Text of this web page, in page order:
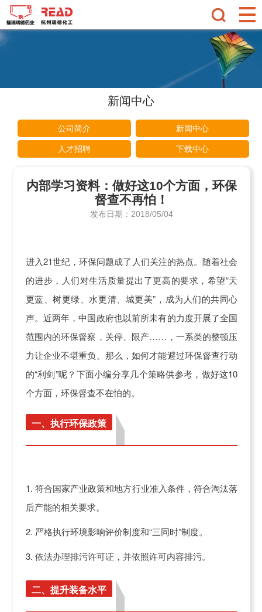
新闻中心
公司简介 新闻中心
人才招聘 下载中心
内部学习资料：做好这10个方面，环保
督查不再怕！
发布日期：2018/05/04
进入21世纪，环保问题成了人们关注的热点。随着社会
的进步，人们对生活质量提出了更高的要求，希望“天
更蓝、树更绿、水更清、城更美” ，成为人们的共同心
声。 近两年 ，中国政府也以前所未有的力度开展了全国
范围内的环保督察 ， 关停、限产……，一系类的整顿压
力让企业不堪重负。 那么，如何才能避过环保督查行动
的“利剑”呢？下面小编分享几个策略供参考，做好这10
个方面，环保督查不在怕的。
一、执行环保政策
1. 符合国家产业政策和地方行业准入条件，符合淘汰落
后产能的相关要求。
2. 严格执行环境影响评价制度和“三同时”制度。
3. 依法办理排污许可证，并依照许可内容排污。
二、提升装备水平